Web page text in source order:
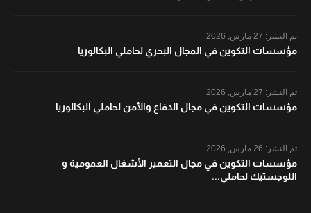
تم النشر:
مؤسسات التكوين في المجال البحري لحاملي البكالوريا
تم النشر:
مؤسسات التكوين في مجال الدفاع والأمن لحاملي البكالوريا
تم النشر:
مؤسسات التكوين في مجال التعمير الأشغال العمومية و
اللوجستيك لحاملي...